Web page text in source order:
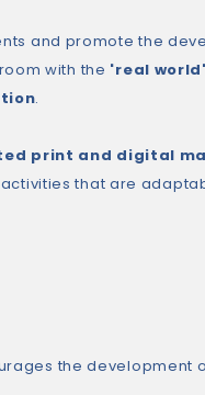
and promote the
with the 'real world'
.
print and digital
that are
the development